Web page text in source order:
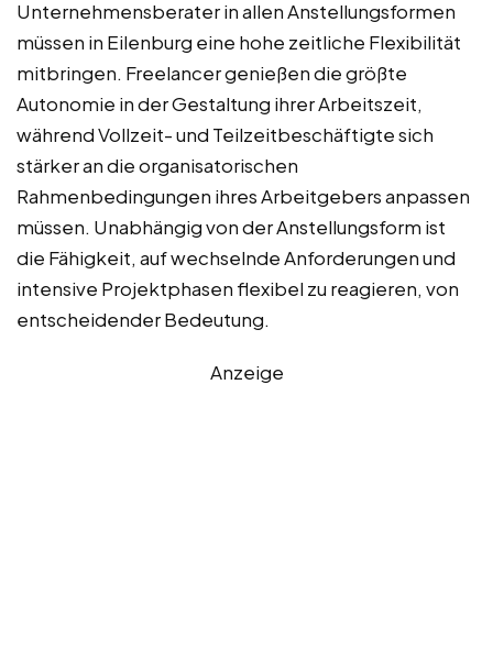
Unternehmensberater in allen Anstellungsformen
müssen in Eilenburg eine hohe zeitliche Flexibilität
mitbringen. Freelancer genießen die größte
Autonomie in der Gestaltung ihrer Arbeitszeit,
während Vollzeit- und Teilzeitbeschäftigte sich
stärker an die organisatorischen
Rahmenbedingungen ihres Arbeitgebers anpassen
müssen. Unabhängig von der Anstellungsform ist
die Fähigkeit, auf wechselnde Anforderungen und
intensive Projektphasen flexibel zu reagieren, von
entscheidender Bedeutung.
Anzeige